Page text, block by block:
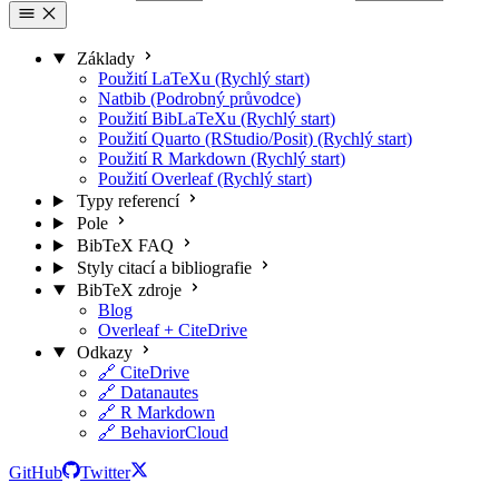
Základy
Použití LaTeXu (Rychlý start)
Natbib (Podrobný průvodce)
Použití BibLaTeXu (Rychlý start)
Použití Quarto (RStudio/Posit) (Rychlý start)
Použití R Markdown (Rychlý start)
Použití Overleaf (Rychlý start)
Typy referencí
Pole
BibTeX FAQ
Styly citací a bibliografie
BibTeX zdroje
Blog
Overleaf + CiteDrive
Odkazy
🔗 CiteDrive
🔗 Datanautes
🔗 R Markdown
🔗 BehaviorCloud
GitHub
Twitter